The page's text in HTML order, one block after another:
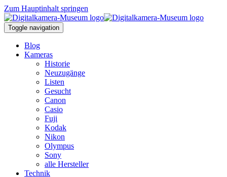
Zum Hauptinhalt springen
Toggle navigation
Blog
Kameras
Historie
Neuzugänge
Listen
Gesucht
Canon
Casio
Fuji
Kodak
Nikon
Olympus
Sony
alle Hersteller
Technik